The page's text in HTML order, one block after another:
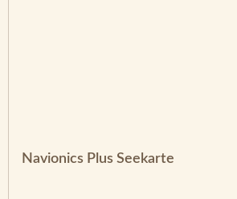
Navionics Plus Seekarte